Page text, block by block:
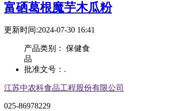
富硒葛根魔芋木瓜粉
更新时间:2024-07-30 16:41
产品类别： 保健食
品
批准文号： .
江苏中农科食品工程股份有限公司
025-86978229